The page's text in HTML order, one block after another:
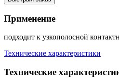
Применение
подходит к узкополосной
Технические характеристики
Технические